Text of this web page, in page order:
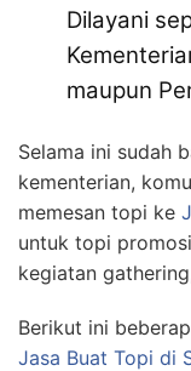
Dilayani
maupun
Selama ini sudah
kementerian,
memesan topi ke
untuk topi
kegiatan
Berikut ini
Jasa Buat Topi di